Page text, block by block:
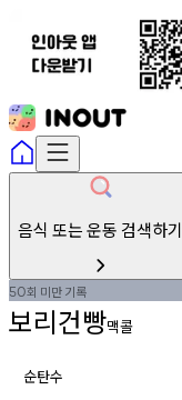
음식 또는 운동 검색하기
50회 미만기록
보리건빵맥콜
순탄수